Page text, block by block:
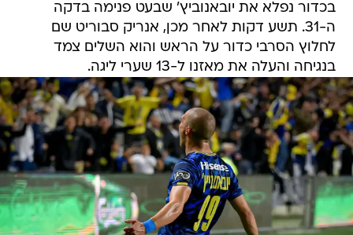
בכדור נפלא את יובאנוביץ' שבעט פנימה בדקה
ה-31. תשע דקות לאחר מכן, אנריק סבוריט שם
לחלוץ הסרבי כדור על הראש והוא השלים צמד
בנגיחה והעלה את מאזנו ל-13 שערי ליגה.